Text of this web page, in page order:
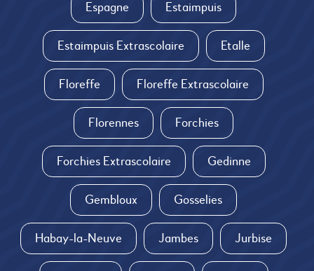
Espagne Estaimpuis
Estaimpuis Extrascolaire Etalle
Floreffe Floreffe Extrascolaire
Florennes Forchies
Forchies Extrascolaire Gedinne
Gembloux Gosselies
Habay-la-Neuve Jambes Jurbise